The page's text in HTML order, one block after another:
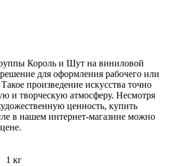
Король и Шут на виниловой
для оформления рабочего или
произведение искусства точно
и творческую атмосферу. Несмотря
ценность, купить
в нашем интернет-магазине можно
1 кг